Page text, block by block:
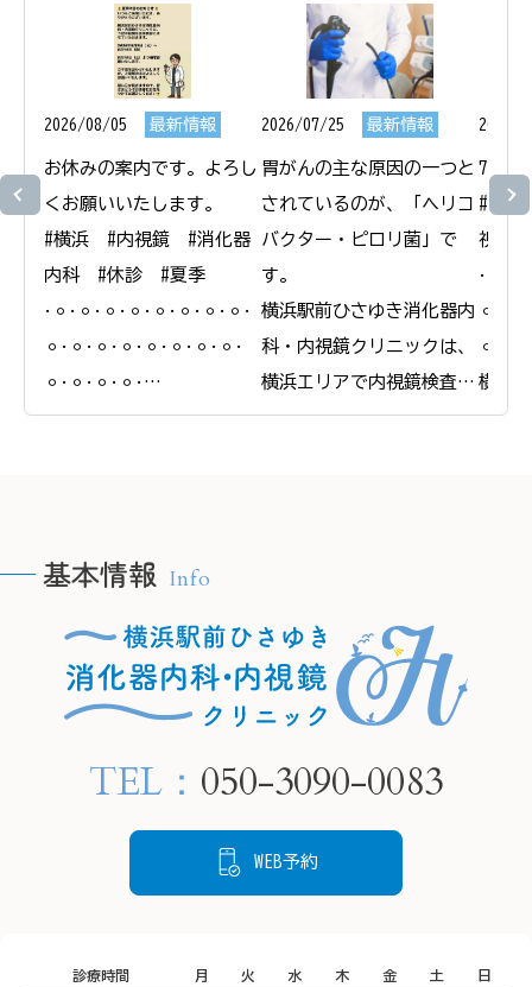
2026/08/05 最新情報
お休みの案内です。よろし
くお願いいたします。
#横浜　#内視鏡　#消化器
内科　#休診　#夏季
𐄁𐄙𐄁𐄙𐄁𐄙𐄁𐄙𐄁𐄙𐄁𐄙𐄁𐄙𐄁𐄙𐄁
𐄙𐄁𐄙𐄁𐄙𐄁𐄙𐄁𐄙𐄁𐄙𐄁𐄙𐄁𐄙𐄁
𐄙𐄁𐄙𐄁𐄙𐄁𐄙𐄁
横浜駅前ひさゆき消化器内
🫧HPの予約フォームより、
24時間ご要約可能です🫧
プロフィールリンクから
〒220-0005
神奈川県横浜市西区南幸２
2026/07/25 最新情報
胃がんの主な原因の一つと
されているのが、「ヘリコ
バクター・ピロリ菌」で
す。
横浜駅前ひさゆき消化器内
科・内視鏡クリニックは、
横浜エリアで内視鏡検査と
合わせたピロリ菌の検査・
当院では内視鏡検査で胃の
粘膜の状態を確認し、感染
が疑われる場合は組織を採
です。
薬による除菌治療でリスク
2026/
7月19
#横浜
視鏡
横浜
科・
基本情報 Info
TEL： 050-3090-0083
WEB予約
診療時間 月 火 水 木 金 土 日